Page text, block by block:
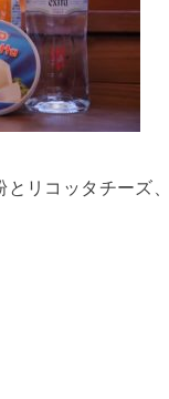
リコッタチーズ、